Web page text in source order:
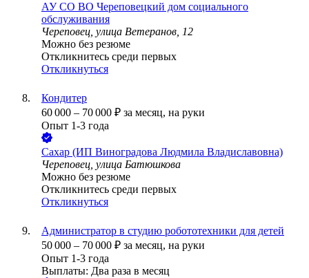
АУ СО ВО Череповецкий дом социального
обслуживания
Череповец, улица Ветеранов, 12
Можно без резюме
Откликнитесь среди первых
Откликнуться
Кондитер
60 000 – 70 000 ₽ за месяц, на руки
Опыт 1-3 года
Сахар (ИП Виноградова Людмила Владиславовна)
Череповец, улица Батюшкова
Можно без резюме
Откликнитесь среди первых
Откликнуться
Администратор в студию робототехники для детей
50 000 – 70 000 ₽ за месяц, на руки
Опыт 1-3 года
Выплаты: Два раза в месяц